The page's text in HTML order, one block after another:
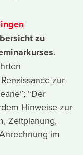
zu
.
zur
“Der
Hinweise zur
Zeitplanung,
im